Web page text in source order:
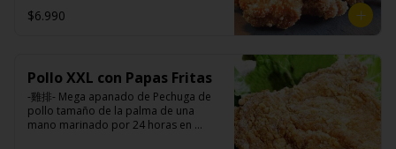
Ingredientes:
Pechuga de pollo con hueso, harina de
pimienta, sal, ajo, cebollín, azúcar.
$6.990
Pollo XXL con Papas Fritas
-雞排- Mega apanado de Pechuga de
pollo tamaño de la palma de una
mano marinado por 24 horas en